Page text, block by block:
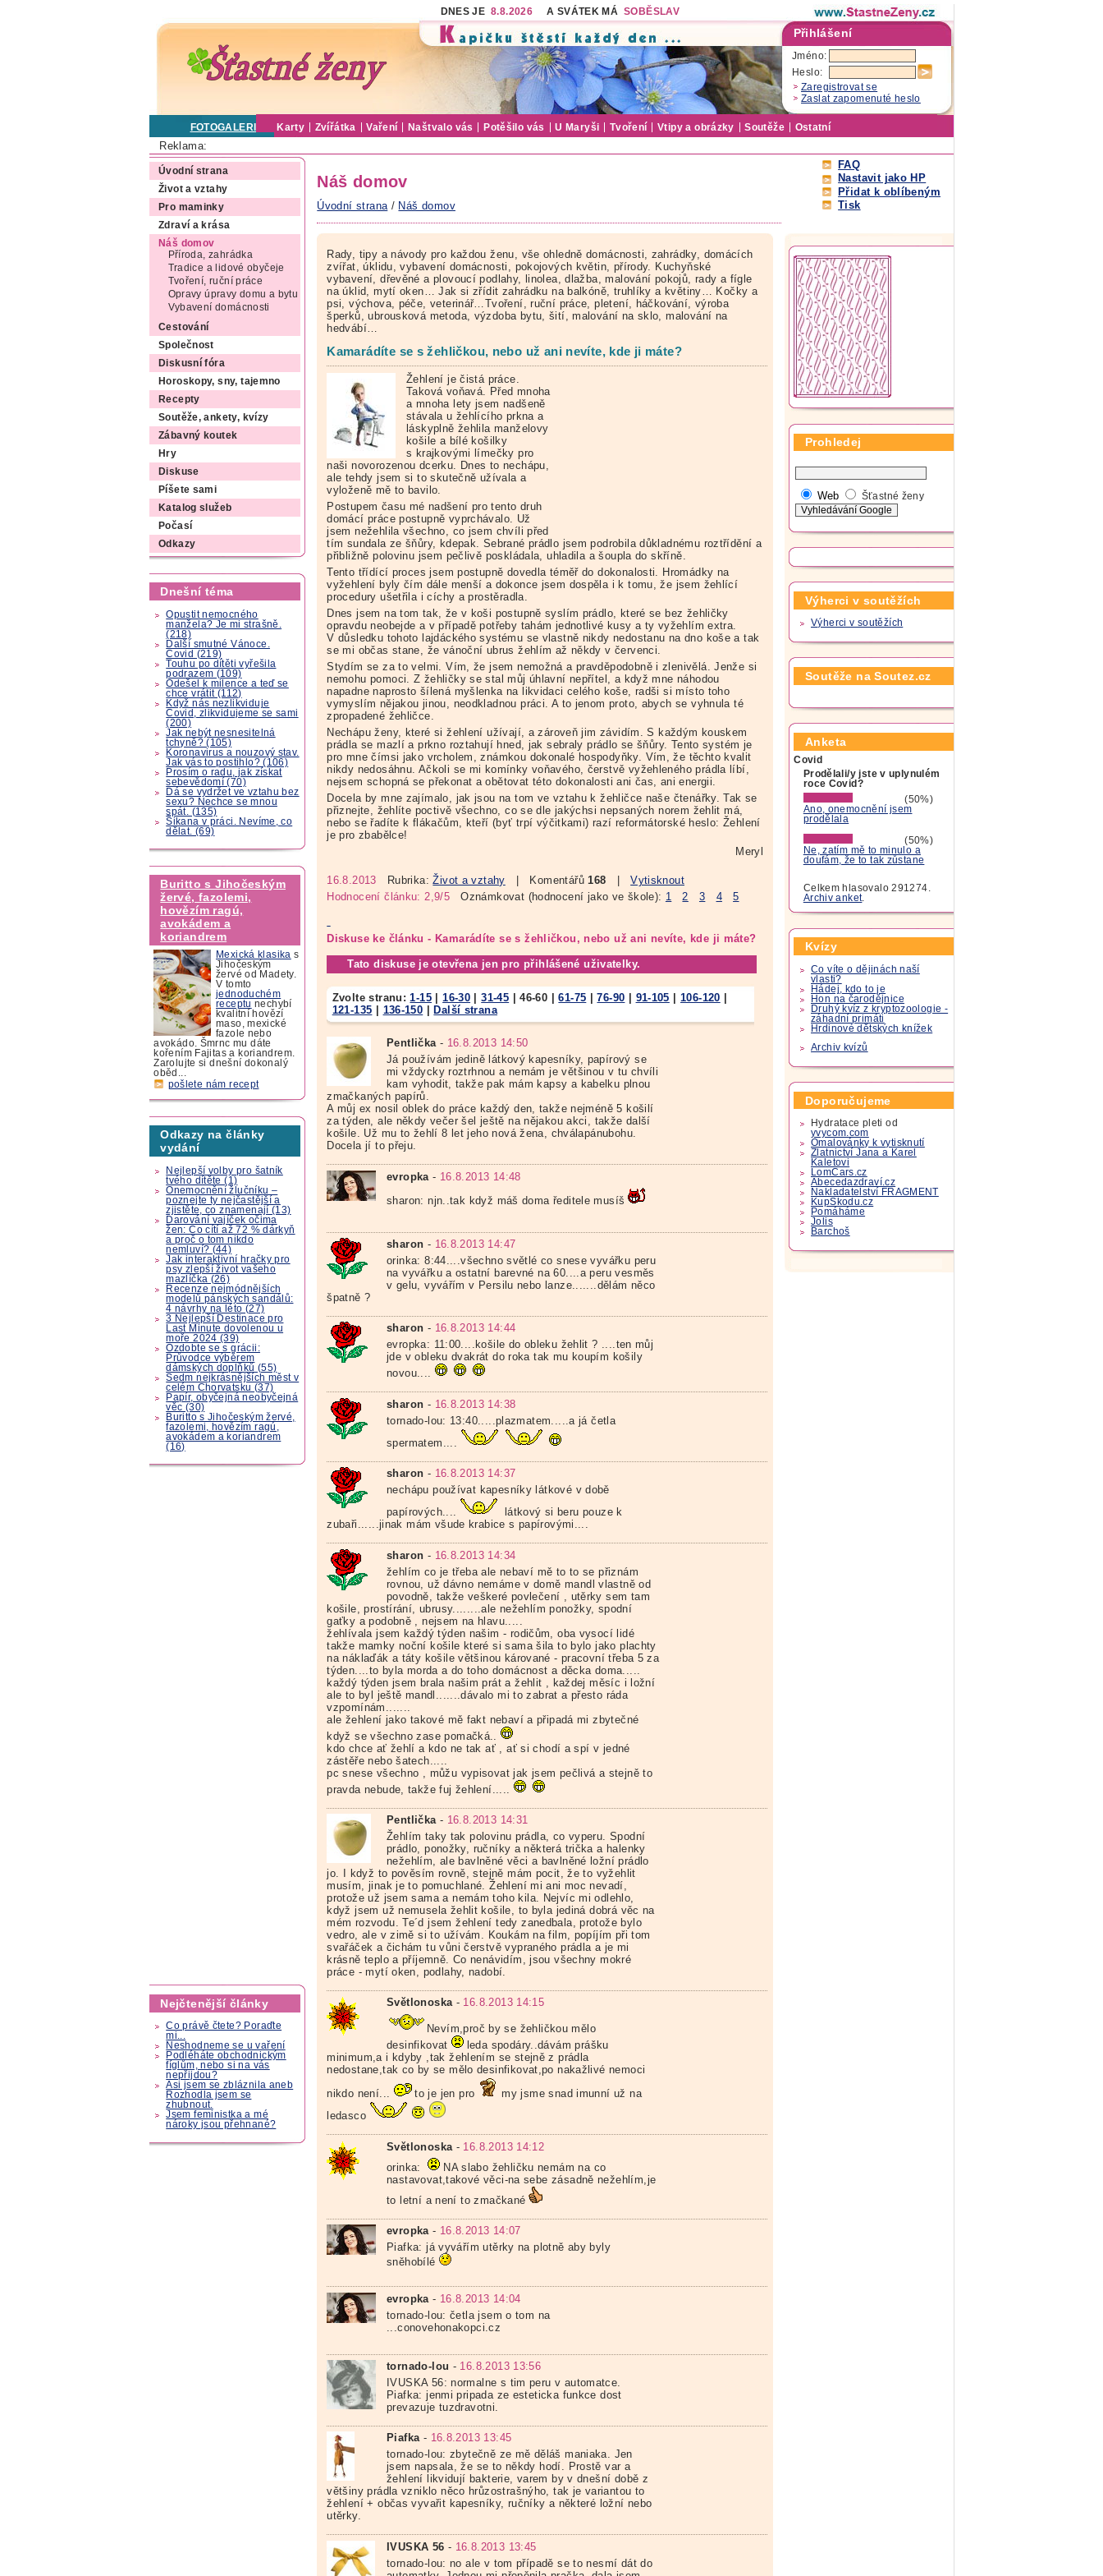
DNES JE 8.8.2026 A SVÁTEK MÁ SOBĚSLAV
Přihlášení
Jméno:
Heslo:
Zaregistrovat se
Zaslat zapomenuté heslo
FOTOGALERIE Karty Zvířátka Vaření Naštvalo vás Potěšilo vás U Maryši Tvoření Vtipy a obrázky Soutěže Ostatní
Reklama:
Úvodní strana
Život a vztahy
Pro maminky
Zdraví a krása
Náš domov
Příroda, zahrádka
Tradice a lidové obyčeje
Tvoření, ruční práce
Opravy úpravy domu a bytu
Vybavení domácnosti
Cestování
Společnost
Diskusní fóra
Horoskopy, sny, tajemno
Recepty
Soutěže, ankety, kvízy
Zábavný koutek
Hry
Diskuse
Píšete sami
Katalog služeb
Počasí
Odkazy
Dnešní téma
Opustit nemocného
manžela? Je mi strašně.
(218)
Další smutné Vánoce.
Covid (219)
Touhu po dítěti vyřešila
podrazem (109)
Odešel k milence a teď se
chce vrátit (112)
Když nás nezlikviduje
Covid, zlikvidujeme se sami
(200)
Jak nebýt nesnesitelná
tchyně? (105)
Koronavirus a nouzový stav.
Jak vás to postihlo? (106)
Prosím o radu, jak získat
sebevědomí (70)
Dá se vydržet ve vztahu bez
sexu? Nechce se mnou
spát. (135)
Šikana v práci. Nevíme, co
dělat. (69)
Buritto s Jihočeským
žervé, fazolemi,
hovězím ragú,
avokádem a
koriandrem
Mexická klasika s
Jihočeským
žervé od Madety.
V tomto
jednoduchém
receptu nechybí
kvalitní hovězí
maso, mexické
fazole nebo
avokádo. Šmrnc mu dáte
kořením Fajitas a koriandrem.
Zarolujte si dnešní dokonalý
oběd...
pošlete nám recept
Odkazy na články
vydání
Nejlepší volby pro šatník
tvého dítěte (1)
Onemocnění žlučníku –
poznejte ty nejčastější a
zjistěte, co znamenají (13)
Darování vajíček očima
žen: Co cítí až 72 % dárkyň
a proč o tom nikdo
nemluví? (44)
Jak interaktivní hračky pro
psy zlepší život vašeho
mazlíčka (26)
Recenze nejmódnějších
modelů pánských sandálů:
4 návrhy na léto (27)
3 Nejlepší Destinace pro
Last Minute dovolenou u
moře 2024 (39)
Ozdobte se s grácii:
Průvodce výběrem
dámských doplňků (55)
Sedm nejkrásnějších měst v
celém Chorvatsku (37)
Papír, obyčejná neobyčejná
věc (30)
Buritto s Jihočeským žervé,
fazolemi, hovězím ragú,
avokádem a koriandrem
(16)
Nejčtenější články
Co právě čtete? Poraďte
mi...
Neshodneme se u vaření
Podléháte obchodnickým
fíglům, nebo si na vás
nepřijdou?
Asi jsem se zbláznila aneb
Rozhodla jsem se
zhubnout.
Jsem feministka a mé
nároky jsou přehnané?
Náš domov
Úvodní strana / Náš domov
FAQ
Nastavit jako HP
Přidat k oblíbeným
Tisk
Rady, tipy a návody pro každou ženu, vše ohledně domácnosti, zahrádky, domácích
zvířat, úklidu, vybavení domácnosti, pokojových květin, přírody. Kuchyňské
vybavení, dřevěné a plovoucí podlahy, linolea, dlažba, malování pokojů, rady a fígle
na úklid, mytí oken… Jak si zřídit zahrádku na balkóně, truhlíky a květiny… Kočky a
psi, výchova, péče, veterinář…Tvoření, ruční práce, pletení, háčkování, výroba
šperků, ubrousková metoda, výzdoba bytu, šití, malování na sklo, malování na
hedvábí…
Kamarádíte se s žehličkou, nebo už ani nevíte, kde ji máte?
Žehlení je čistá práce.
Taková voňavá. Před mnoha
a mnoha lety jsem nadšeně
stávala u žehlícího prkna a
láskyplně žehlila manželovy
košile a bílé košilky
s krajkovými límečky pro
naši novorozenou dcerku. Dnes to nechápu,
ale tehdy jsem si to skutečně užívala a
vyloženě mě to bavilo.
Postupem času mé nadšení pro tento druh
domácí práce postupně vyprchávalo. Už
jsem nežehlila všechno, co jsem chvíli před
tím sundala ze šňůry, kdepak. Sebrané prádlo jsem podrobila důkladnému roztřídění a
přibližně polovinu jsem pečlivě poskládala, uhladila a šoupla do skříně.
Tento třídící proces jsem postupně dovedla téměř do dokonalosti. Hromádky na
vyžehlení byly čím dále menší a dokonce jsem dospěla i k tomu, že jsem žehlící
procedury ušetřila i cíchy a prostěradla.
Dnes jsem na tom tak, že v koši postupně syslím prádlo, které se bez žehličky
opravdu neobejde a v případě potřeby tahám jednotlivé kusy a ty vyžehlím extra.
V důsledku tohoto lajdáckého systému se vlastně nikdy nedostanu na dno koše a tak
se mi občas stane, že vánoční ubrus žehlím až někdy v červenci.
Stydím se za to velmi. Vím, že jsem nemožná a pravděpodobně i zlenivělá. Jenže si
nemohu pomoci. Z žehličky se stal můj úhlavní nepřítel, a když mne náhodou
napadne naprosto šílená myšlenka na likvidaci celého koše, radši si místo toho
vymyslím nějakou jinou, neodkladnou práci. A to jenom proto, abych se vyhnula té
zpropadené žehličce.
Nechápu ženy, které si žehlení užívají, a zároveň jim závidím. S každým kouskem
prádla se mazlí a prkno roztahují hned, jak sebraly prádlo se šňůry. Tento systém je
pro mne čímsi jako vrcholem, známkou dokonalé hospodyňky. Vím, že těchto kvalit
nikdy nedosáhnu. Ačkoli se mi komínky voňavého, čerstvě vyžehleného prádla líbí,
nejsem schopná se překonat a obětovat této dokonalosti ani čas, ani energii.
Docela by mne zajímalo, jak jsou na tom ve vztahu k žehličce naše čtenářky. Tak se
přiznejte, žehlíte poctivě všechno, co se dle jakýchsi nepsaných norem žehlit má,
nebo se řadíte k flákačům, kteří (byť trpí výčitkami) razí reformátorské heslo: Žehlení
je pro zbabělce!
Meryl
16.8.2013 Rubrika:Život a vztahy | Komentářů 168 |Vytisknout
Hodnocení článku: 2,9/5 Oznámkovat (hodnocení jako ve škole): 1 2 3 4 5
Diskuse ke článku - Kamarádíte se s žehličkou, nebo už ani nevíte, kde ji máte?
Tato diskuse je otevřena jen pro přihlášené uživatelky.
Zvolte stranu:1-15 |16-30 |31-45 |46-60 |61-75 |76-90 | 91-105 |106-120 |
121-135 | 136-150 |Další strana
Pentlička- 16.8.2013 14:50
Já používám jedině látkový kapesníky, papírový se
mi vždycky roztrhnou a nemám je většinou v tu chvíli
kam vyhodit, takže pak mám kapsy a kabelku plnou
zmačkaných papírů.
A můj ex nosil oblek do práce každý den, takže nejméně 5 košilí
za týden, ale někdy večer šel ještě na nějakou akci, takže další
košile. Už mu to žehlí 8 let jeho nová žena, chválapánubohu.
Docela jí to přeju.
evropka - 16.8.2013 14:48
sharon: njn..tak když máš doma ředitele musíš
sharon - 16.8.2013 14:47
orinka: 8:44....všechno světlé co snese vyvářku peru
na vyvářku a ostatní barevné na 60....a peru vesměs
v gelu, vyvářím v Persilu nebo lanze.......dělám něco
špatně ?
sharon - 16.8.2013 14:44
evropka: 11:00....košile do obleku žehlit ? ....ten můj
jde v obleku dvakrát do roka tak mu koupím košily
novou....
sharon - 16.8.2013 14:38
tornado-lou: 13:40.....plazmatem.....a já četla
spermatem....
sharon - 16.8.2013 14:37
nechápu používat kapesníky látkové v době
papírových....
látkový si beru pouze k
zubaři......jinak mám všude krabice s papírovými....
sharon - 16.8.2013 14:34
žehlím co je třeba ale nebaví mě to to se přiznám
rovnou, už dávno nemáme v domě mandl vlastně od
povodně, takže veškeré povlečení , utěrky sem tam
košile, prostírání, ubrusy........ale nežehlím ponožky, spodní
gaťky a podobně , nejsem na hlavu.....
žehlívala jsem každý týden našim - rodičům, oba vysocí lidé
takže mamky noční košile které si sama šila to bylo jako plachty
na náklaďák a táty košile většinou kárované - pracovní třeba 5 za
týden....to byla morda a do toho domácnost a děcka doma.....
každý týden jsem brala našim prát a žehlit , každej měsíc i ložní
ale to byl ještě mandl.......dávalo mi to zabrat a přesto ráda
vzpomínám.......
ale žehlení jako takové mě fakt nebaví a připadá mi zbytečné
když se všechno zase pomačká..
kdo chce ať žehlí a kdo ne tak ať , ať si chodí a spí v jedné
zástěře nebo šatech.....
pc snese všechno , můžu vypisovat jak jsem pečlivá a stejně to
pravda nebude, takže fuj žehlení.....
Pentlička- 16.8.2013 14:31
Žehlím taky tak polovinu prádla, co vyperu. Spodní
prádlo, ponožky, ručníky a některá trička a halenky
nežehlím, ale bavlněné věci a bavlněné ložní prádlo
jo. I když to pověsím rovně, stejně mám pocit, že to vyžehlit
musím, jinak je to pomuchlané. Žehlení mi ani moc nevadí,
protože už jsem sama a nemám toho kila. Nejvíc mi odlehlo,
když jsem už nemusela žehlit košile, to byla jediná dobrá věc na
mém rozvodu. Te´d jsem žehlení tedy zanedbala, protože bylo
vedro, ale v zimě si to užívám. Koukám na film, popíjím při tom
svařáček a čichám tu vůni čerstvě vypraného prádla a je mi
krásně teplo a příjemně. Co nenávidím, jsou všechny mokré
práce - mytí oken, podlahy, nadobí.
Světlonoska- 16.8.2013 14:15
Nevím,proč by se žehličkou mělo
desinfikovat
leda spodáry..dávám prášku
minimum,a i kdyby ,tak žehlením se stejně z prádla
nedostane,tak co by se mělo desinfikovat,po nakažlivé nemoci
nikdo není...
to je jen pro
my jsme snad imunní už na
ledasco
Světlonoska - 16.8.2013 14:12
orinka:
NA slabo žehličku nemám na co
nastavovat,takové věci-na sebe zásadně nežehlím,je
to letní a není to zmačkané
evropka- 16.8.2013 14:07
Piafka: já vyvářím utěrky na plotně aby byly
sněhobílé
evropka - 16.8.2013 14:04
tornado-lou: četla jsem o tom na
...conovehonakopci.cz
tornado-lou - 16.8.2013 13:56
IVUSKA 56: normalne s tim peru v automatce.
Piafka: jenmi pripada ze esteticka funkce dost
prevazuje tuzdravotni.
Piafka- 16.8.2013 13:45
tornado-lou: zbytečně ze mě děláš maniaka. Jen
jsem napsala, že se to někdy hodí. Prostě var a
žehlení likvidují bakterie, varem by v dnešní době z
většiny prádla vzniklo něco hrůzostrašnýho, tak je variantou to
žehlení + občas vyvařit kapesníky, ručníky a některé ložní nebo
utěrky.
IVUSKA 56 - 16.8.2013 13:45
tornado-lou: no ale v tom případě se to nesmí dát do
Prohledej
Web Šťastné ženy
Výherci v soutěžích
Výherci v soutěžích
Soutěže na Soutez.cz
Anketa
Covid
Prodělali/y jste v uplynulém
roce Covid?
(50%)
Ano, onemocnění jsem
prodělala
(50%)
Ne, zatím mě to minulo a
doufám, že to tak zůstane
Celkem hlasovalo 291274.
Archiv anket.
Kvízy
Co víte o dějinách naší
vlasti?
Hádej, kdo to je
Hon na čarodějnice
Druhý kvíz z kryptozoologie -
záhadní primáti
Hrdinové dětských knížek
Archiv kvízů
Doporučujeme
Hydratace pleti od
yvycom.com
Omalovánky k vytisknutí
Zlatnictví Jana a Karel
Kaletovi
LomCars.cz
Abecedazdraví.cz
Nakladatelství FRAGMENT
KupSkodu.cz
Pomáháme
Jolis
Barchoš